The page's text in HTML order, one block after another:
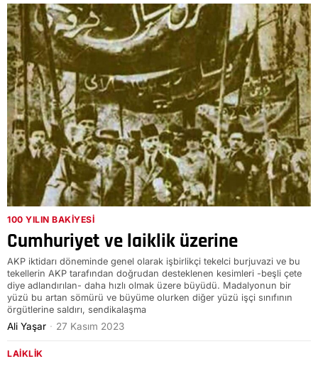
100 YILIN BAKIYESI
Cumhuriyet ve laiklik üzerine
AKP iktidarı döneminde genel olarak işbirlikçi tekelci burjuvazi ve bu
tekellerin AKP tarafından doğrudan desteklenen kesimleri -beşli çete
diye adlandırılan- daha hızlı olmak üzere büyüdü. Madalyonun bir
yüzü bu artan sömürü ve büyüme olurken diğer yüzü işçi sınıfının
örgütlerine saldırı, sendikalaşma
Ali Yaşar 27 Kasım 2023
LAIKLIK